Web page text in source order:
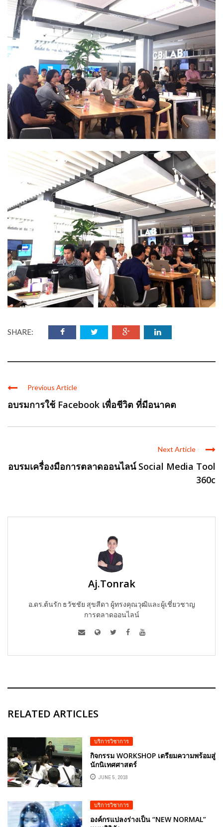
SHARE:
Previous Article
อบรมการใช้ Facebook เพื่อชีวิต ที่มีอนาคต
Next Article
อบรมเครื่องมือการตลาดออนไลน์ Social Media Tool
360c
Aj.Tonrak
อ.ดร.ต้นรัก ธวัชชัย สุขสีดา ผู้ทรงคุณวุฒิและผู้เชี่ยวชาญ
การตลาดออนไลน์
RELATED ARTICLES
บริการวิชาการ
กิจกรรม WORKSHOP เตรียมความพร้อมสู่
นักนิเทศศาสตร์
JUNE 5, 2018
บริการวิชาการ
องค์กรแปลงร่างเป็น “NEW NORMAL”